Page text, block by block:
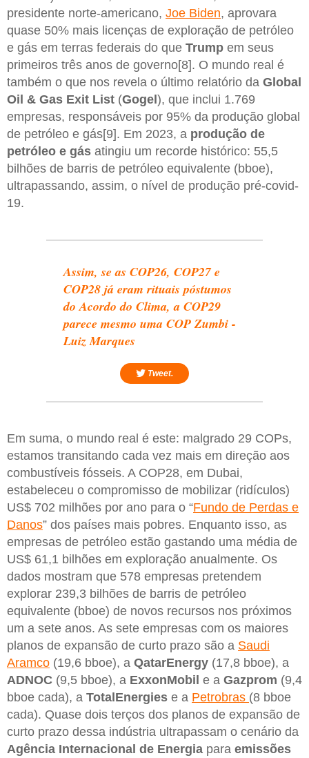
presidente norte-americano, Joe Biden, aprovara
quase 50% mais licenças de exploração de petróleo
e gás em terras federais do que Trump em seus
primeiros três anos de governo[8]. O mundo real é
também o que nos revela o último relatório da Global
Oil & Gas Exit List (Gogel ), que inclui 1.769
empresas, responsáveis ​​por 95% da produção global
de petróleo e gás[9]. Em 2023, a produção de
petróleo e gás atingiu um recorde histórico: 55,5
bilhões de barris de petróleo equivalente (bboe),
ultrapassando, assim, o nível de produção pré-covid-
19.
Assim, se as COP26, COP27 e
COP28 já eram rituais póstumos
do Acordo do Clima, a COP29
parece mesmo uma COP Zumbi -
Luiz Marques
Tweet.
Em suma, o mundo real é este: malgrado 29 COPs,
estamos transitando cada vez mais em direção aos
combustíveis fósseis. A COP28, em Dubai,
estabeleceu o compromisso de mobilizar (ridículos)
US$ 702 milhões por ano para o “Fundo de Perdas e
Danos” dos países mais pobres. Enquanto isso, as
empresas de petróleo estão gastando uma média de
US$ 61,1 bilhões em exploração anualmente. Os
dados mostram que 578 empresas pretendem
explorar 239,3 bilhões de barris de petróleo
equivalente (bboe) de novos recursos nos próximos
um a sete anos. As sete empresas com os maiores
planos de expansão de curto prazo são a Saudi
Aramco (19,6 bboe), a QatarEnergy (17,8 bboe), a
ADNOC (9,5 bboe), a ExxonMobil e a Gazprom (9,4
bboe cada), a TotalEnergies e a Petrobras (8 bboe
cada). Quase dois terços dos planos de expansão de
curto prazo dessa indústria ultrapassam o cenário da
Agência Internacional de Energia para emissões